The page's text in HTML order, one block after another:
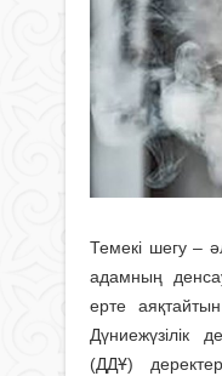
Темекі шегу –
адамның
ерте аяқтайтын
Дүниежүзілік
(ДДҰ)